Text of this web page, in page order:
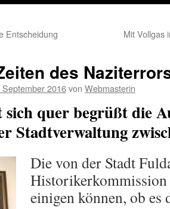
Entscheidung Mit Vollgas
des
September 2016von Webmasterin
sich quer begrüßt die
Stadtverwaltung
Die von der Stadt
einigen können, ob es